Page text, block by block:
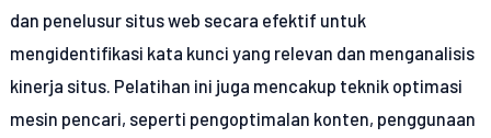
dan penelusur situs web secara efektif untuk
mengidentifikasi kata kunci yang relevan dan menganalisis
kinerja situs. Pelatihan ini juga mencakup teknik optimasi
mesin pencari, seperti pengoptimalan konten, penggunaan